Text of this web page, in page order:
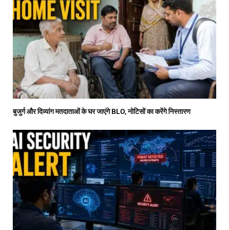
बुजुर्ग और दिव्यांग मतदाताओं के घर जाएंगे BLO, नोटिसों का करेंगे निस्तारण